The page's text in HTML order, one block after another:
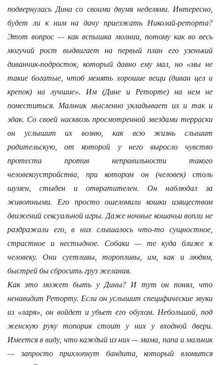
подвернулась Дина со своими двумя неделями. Интересно,
будет ли к ним на дачу приезжать Николай-реторта?
Этот вопрос — как вспышка молнии, потому как во весь
могучий рост выдвигает на первый план его узенький
диванчик-подросток, который давно ему мал, но «мы не
такие богатые, чтоб менять хорошие вещи (диван цел и
крепок) на лучшие». Им (Дине и Реторте) на нем не
поместиться. Мальчик мысленно укладывает их и так и
эдак. Со своей насквозь просмотренной звездами терраски
он услышит их возню, как всю жизнь слышит
родительскую, от которой у него выросло чувство
протеста против неправильности такого
человекоустройства, при котором он (человек) столь
шумен, стыден и отвратителен. Он наблюдал за
животными. Его просто ошеломили кошки изяществом
движений сексуальной игры. Даже ночные кошачьи вопли не
раздражали его, в них слышалось что-то сущностное,
страстное и нестыдное. Собаки — те куда ближе к
человеку. Они суетливы, торопливы, им, как и людям,
быстрей бы сбросить груз желания.
Как это может быть у Дины? И тут он понял, что
ненавидит Реторту. Если он услышит специфические звуки
из «ларя», он войдет и убьет его обухом. Небольшой, под
женскую руку топорик стоит у них у входной двери.
Имеется в виду, что каждый из них — мама, папа и мальчик
— запросто прихлопнут бандита, который вломится